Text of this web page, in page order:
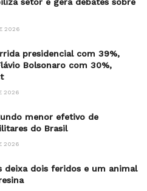
2026
presidencial com 39%,
Bolsonaro com 30%,
2026
menor efetivo de
do Brasil
2026
deixa dois feridos e um animal